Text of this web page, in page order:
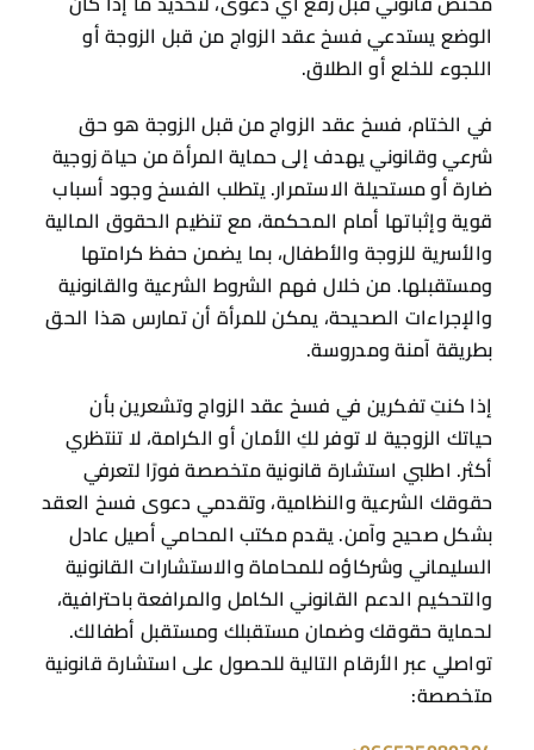
الوضع يستدعي فسخ عقد الزواج من قبل الزوجة أو
اللجوء للخلع أو الطلاق.
في الختام، فسخ عقد الزواج من قبل الزوجة هو حق
شرعي وقانوني يهدف إلى حماية المرأة من حياة زوجية
ضارة أو مستحيلة الاستمرار. يتطلب الفسخ وجود أسباب
قوية وإثباتها أمام المحكمة، مع تنظيم الحقوق المالية
والأسرية للزوجة والأطفال، بما يضمن حفظ كرامتها
ومستقبلها. من خلال فهم الشروط الشرعية والقانونية
والإجراءات الصحيحة، يمكن للمرأة أن تمارس هذا الحق
بطريقة آمنة ومدروسة.
إذا كنتِ تفكرين في فسخ عقد الزواج وتشعرين بأن
حياتك الزوجية لا توفر لكِ الأمان أو الكرامة، لا تنتظري
أكثر. اطلبي استشارة قانونية متخصصة فورًا لتعرفي
حقوقك الشرعية والنظامية، وتقدمي دعوى فسخ العقد
بشكل صحيح وآمن. يقدم مكتب المحامي أصيل عادل
السليماني وشركاؤه للمحاماة والاستشارات القانونية
والتحكيم الدعم القانوني الكامل والمرافعة باحترافية،
لحماية حقوقك وضمان مستقبلك ومستقبل أطفالك.
تواصلي عبر الأرقام التالية للحصول على استشارة قانونية
متخصصة: